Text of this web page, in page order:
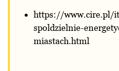
https://www.cire.pl/
spoldzielnie-
miastach.html